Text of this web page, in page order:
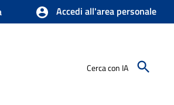
Accedi all'area personale
Cerca con IA